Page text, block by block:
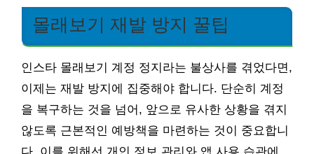
몰래보기 재발 방지 꿀팁
인스타 몰래보기 계정 정지라는 불상사를 겪었다면,
이제는 재발 방지에 집중해야 합니다. 단순히 계정
을 복구하는 것을 넘어, 앞으로 유사한 상황을 겪지
않도록 근본적인 예방책을 마련하는 것이 중요합니